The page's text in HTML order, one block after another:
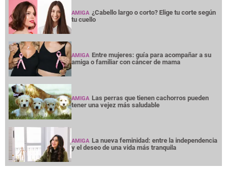
AMIGA ¿Cabello largo o corto? Elige tu corte según
tu cuello
AMIGA Entre mujeres: guía para acompañar a su
amiga o familiar con cáncer de mama
AMIGA Las perras que tienen cachorros pueden
tener una vejez más saludable
AMIGA La nueva feminidad: entre la independencia
y el deseo de una vida más tranquila